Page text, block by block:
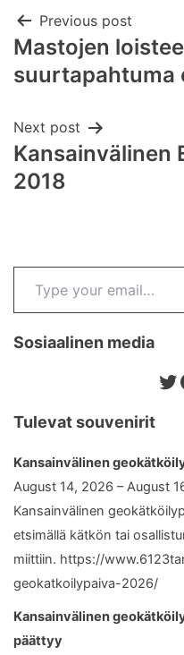
Post
navigation
Previous post
Mastojen
suurtapahtuma
Next post
Kansainvälinen
2018
Type your email…
Sosiaalinen media
Tulevat souvenirit
Kansainvälinen
August 14, 2026 – August
Kansainvälinen
etsimällä kätkön tai
miittiin. https://
geokatkoilypaiva-2026/
Kansainvälinen
päättyy